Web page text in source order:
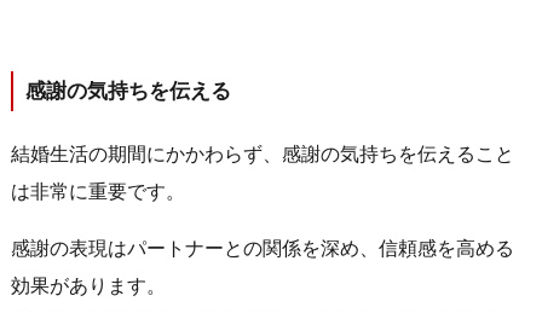
感謝の気持ちを伝える
結婚生活の期間にかかわらず、感謝の気持ちを伝えること
は非常に重要です。
感謝の表現はパートナーとの関係を深め、信頼感を高める
効果があります。